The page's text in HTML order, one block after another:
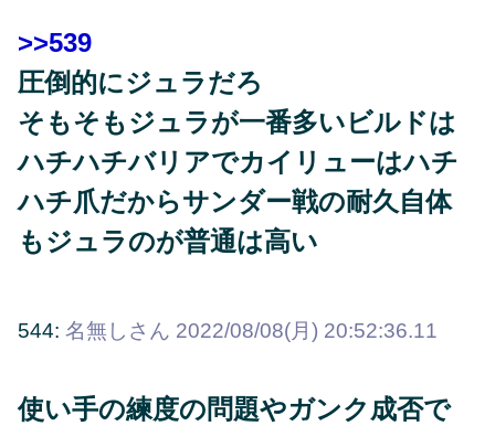
>>539
圧倒的にジュラだろ
そもそもジュラが一番多いビルドは
ハチハチバリアでカイリューはハチ
ハチ爪だからサンダー戦の耐久自体
もジュラのが普通は高い
544: 名無しさん 2022/08/08(月) 20:52:36.11
使い手の練度の問題やガンク成否で